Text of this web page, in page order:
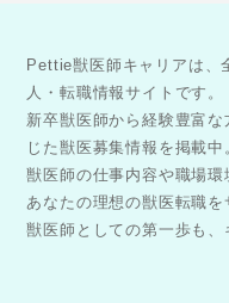
Pettie獣医師キャリアは、
人・転職情報サイトです。
新卒獣医師から経験豊富
じた獣医募集情報を掲載中
獣医師の仕事内容や職場環
あなたの理想の獣医転職を
獣医師としての第一歩も